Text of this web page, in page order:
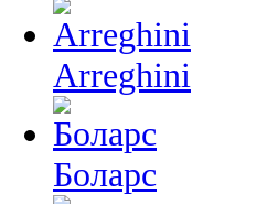
Arreghini
Боларс